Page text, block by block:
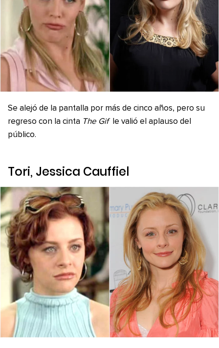
Se alejó de la pantalla por más de cinco años, pero su
regreso con la cinta The Gif le valió el aplauso del
público.
Tori, Jessica Cauffiel